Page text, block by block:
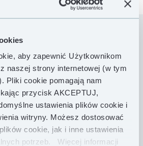
aby zapewnić Użytkownikom
naszej strony internetowej (w tym
Pliki cookie pomagają nam
przycisk AKCEPTUJ,
ustawienia plików cookie i
witryny. Możesz dostosować
cookie, jak i inne ustawienia
potrzeb.
Więcej informacji